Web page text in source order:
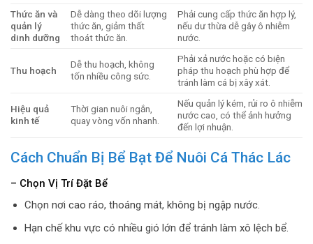
Thức ăn và
quản lý
dinh dưỡng
Dễ dàng theo dõi lượng
thức ăn, giảm thất
thoát thức ăn.
Phải cung cấp thức ăn hợp lý,
nếu dư thừa dễ gây ô nhiễm
nước.
Thu hoạch
Dễ thu hoạch, không
tốn nhiều công sức.
Phải xả nước hoặc có biện
pháp thu hoạch phù hợp để
tránh làm cá bị xây xát.
Hiệu quả
kinh tế
Thời gian nuôi ngắn,
quay vòng vốn nhanh.
Nếu quản lý kém, rủi ro ô nhiễm
nước cao, có thể ảnh hưởng
đến lợi nhuận.
Cách Chuẩn Bị Bể Bạt Để Nuôi Cá Thác Lác
– Chọn Vị Trí Đặt Bể
Chọn nơi cao ráo, thoáng mát, không bị ngập nước.
Hạn chế khu vực có nhiều gió lớn để tránh làm xô lệch bể.